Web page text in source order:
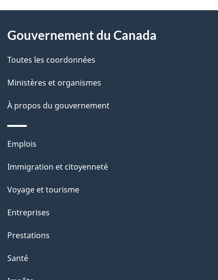
D
t
a
l
s
l
a
a
g
"
propos
ce
site
Gouvernement du Canada
Toutes les coordonnées
Ministères et organismes
À propos du gouvernement
Thèmes
sujets
Emplois
Immigration et citoyenneté
Voyage et tourisme
Entreprises
Prestations
Santé